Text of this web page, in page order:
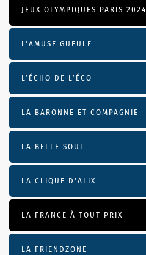
JEUX OLYMPIQUES PARIS 2024
L'AMUSE GUEULE
L’ÉCHO DE L’ÉCO
LA BARONNE ET COMPAGNIE
LA BELLE SOUL
LA CLIQUE D'ALIX
LA FRANCE À TOUT PRIX
LA FRIENDZONE